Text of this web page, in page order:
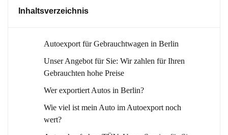
Inhaltsverzeichnis
Autoexport für Gebrauchtwagen in Berlin
Unser Angebot für Sie: Wir zahlen für Ihren
Gebrauchten hohe Preise
Wer exportiert Autos in Berlin?
Wie viel ist mein Auto im Autoexport noch
wert?